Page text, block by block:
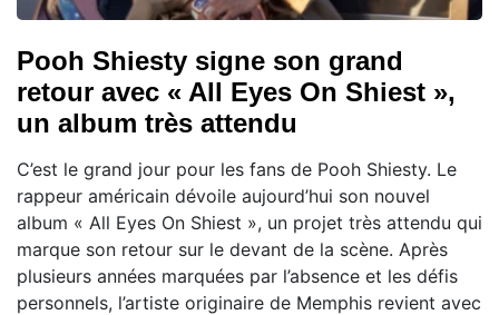
Pooh Shiesty signe son grand
retour avec « All Eyes On Shiest »,
un album très attendu
C’est le grand jour pour les fans de Pooh Shiesty. Le
rappeur américain dévoile aujourd’hui son nouvel
album « All Eyes On Shiest », un projet très attendu qui
marque son retour sur le devant de la scène. Après
plusieurs années marquées par l’absence et les défis
personnels, l’artiste originaire de Memphis revient avec